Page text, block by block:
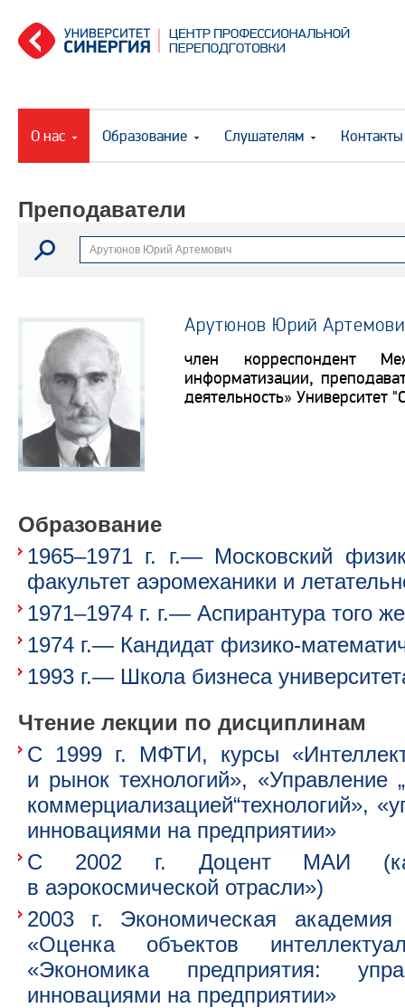
О нас Образование Слушателям Контакты
Преподаватели
Арутюнов Юрий Артемович
Арутюнов Юрий
член корреспондент
информатизации,
деятельность» Университет
Образование
1965–1971 г. г.— Московский
факультет аэромеханики и
1971–1974 г. г.— Аспирантура того
1974 г.— Кандидат физико-
1993 г.— Школа бизнеса
Чтение лекции по дисциплинам
С 1999 г. МФТИ, курсы
и рынок технологий», «Управление
коммерциализацией“технологий»,
инновациями на предприятии»
С 2002 г. Доцент МАИ
в аэрокосмической отрасли»)
2003 г. Экономическая
«Оценка объектов
«Экономика предприятия:
инновациями на предприятии»